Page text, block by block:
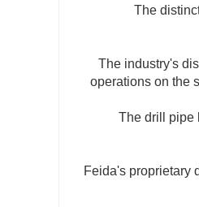
The
The industry's
operations on the
The drill pipe
Feida's proprietary